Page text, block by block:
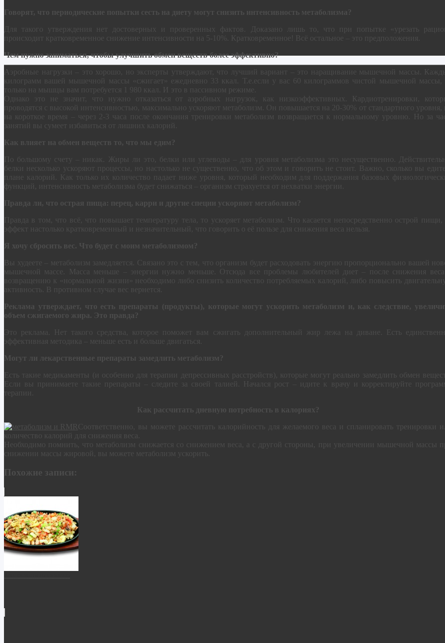
Говорят, что периодические попытки сесть на диету могут снизить интенсивность метаболизма?
Для такого утверждения нет достоверных и проверенных фактов. Доказано лишь то, что при попытке «урезать
происходит кратковременное снижение интенсивности на 5-10%. Кратковременное! Всё остальное – это предположения.
Чем нужно заниматься, чтобы улучшить обмен веществ более эффективно?
Аэробные нагрузки – это хорошо, но эксперты утверждают, что лучший вариант – это наращивание мышечной массы.
килограмм вашей мышечной массы «сжигает» ежедневно 33 ккал. Т.е.если у вас 60 килограммов чистой мышечной массы,
только на мышцы вам потребуется 1 980 ккал. И это в пассивном режиме.
Однако это не значит, что нужно отказаться от аэробных нагрузок, как низкоэффективных. Кардиотренировки,
проводятся с высокой интенсивностью, максимально ускоряют метаболизм. Он повышается на 20-30% от стандартного уровня,
на короткое время – через 2-3 часа после окончания тренировки метаболизм возвращается к нормальному уровню. Но за
занятий вы сумеет избавиться от лишних калорий.
Как влияет на обмен веществ то, что мы едим?
По большому счету – никак. Жиры ли это, белки или углеводы – для уровня метаболизма это несущественно.
белки несколько ускоряют процессы, но настолько не существенно, что об этом и говорить не стоит. Важно, сколько вы едите
плане калорий. Как только их количество падает ниже уровня, который необходим для поддержания базовых
функций, интенсивность метаболизма будет снижаться – организм страхуется от нехватки энергии.
Правда ли, что острая пища: перец, карри и другие специи ускоряют метаболизм?
Правда в том, что всё, что повышает температуру тела, то ускоряет метаболизм. Что касается непосредственно острой пищи,
эффект настолько кратковременный и незначительный, что говорить о её пользе для снижения веса нельзя.
Я хочу сбросить вес. Что будет с моим метаболизмом?
Вы худеете – метаболизм замедляется. Связано это с тем, что организм будет расходовать энергию пропорционально вашей
мышечной массе. Масса меньше – энергии нужно меньше. Отсюда все проблемы любителей диет – после снижения
возвращению к «нормальной жизни» необходимо либо снизить количество потребляемых калорий, либо повысить
активность. В противном случае вес вернется.
Реклама утверждает, что есть препараты (продукты), которые могут ускорить метаболизм и, как следствие,
объем сжигаемого жира. Это правда?
Это реклама. Нет такого средства, которое поможет вам сжигать дополнительный жир лежа на диване. Есть
эффективная методика – меньше есть и больше двигаться.
Могут ли лекарственные препараты замедлить метаболизм?
Есть такие медикаменты (и особенно для терапии депрессивных расстройств), которые могут реально замедлить обмен
Если вы принимаете такие препараты – следите за своей талией. Начался рост – идите к врачу и корректируйте
терапии.
Как рассчитать дневную потребность в калориях?
Соответственно, вы можете рассчитать калорийность для желаемого веса и спланировать тренировки
количество калорий для снижения веса.
Необходимо помнить, что метаболизм снижается со снижением веса, а с другой стороны, при увеличении мышечной массы
снижении массы жировой, вы можете метаболизм ускорить.
Похожие записи: